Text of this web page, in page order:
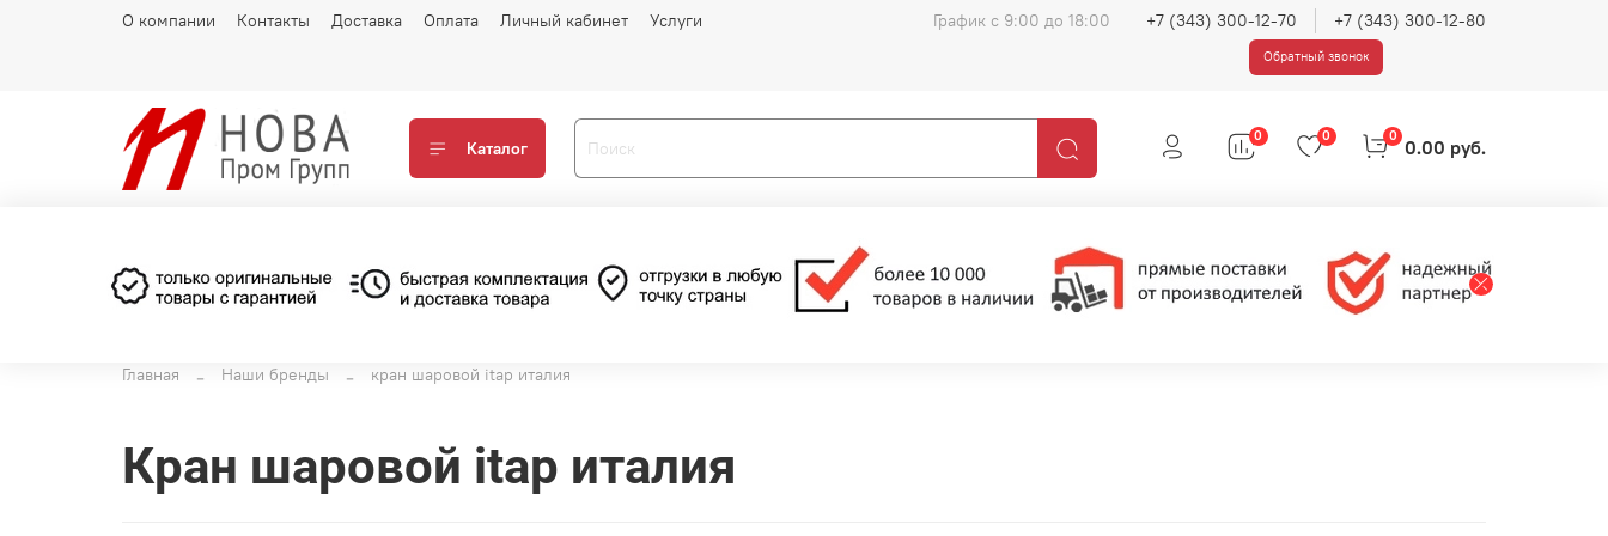
О компании Контакты Доставка Оплата Личный кабинет Услуги График с 9:00 до 18:00 +7 (343) 300-12-70 +7 (343) 300-12-80
Обратный звонок
Каталог
0 0 0 0.00 руб.
Главная Наши бренды кран шаровой itap италия
кран шаровой itap италия